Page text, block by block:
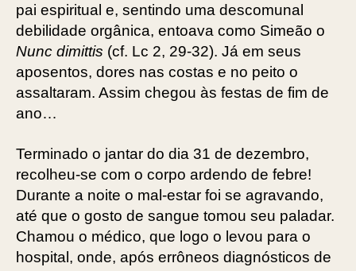
pai espiritual e, sentindo uma descomunal
debilidade orgânica, entoava como Simeão o
Nunc dimittis (cf. Lc 2, 29-32). Já em seus
aposentos, dores nas costas e no peito o
assaltaram. Assim chegou às festas de fim de
ano…
Terminado o jantar do dia 31 de dezembro,
recolheu-se com o corpo ardendo de febre!
Durante a noite o mal-estar foi se agravando,
até que o gosto de sangue tomou seu paladar.
Chamou o médico, que logo o levou para o
hospital, onde, após errôneos diagnósticos de